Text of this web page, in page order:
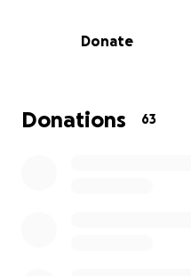
de Molukse Lente die
uit de 3e en 4e
wij meer zijn dan
Donate
Donations 63